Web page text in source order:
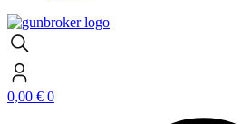
0,00 € 0